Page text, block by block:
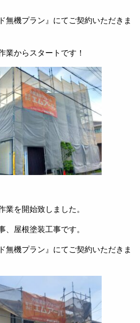
無機プラン』にてご契約いただきま
業からスタートです！
業を開始致しました。
、屋根塗装工事です。
無機プラン』にてご契約いただきま